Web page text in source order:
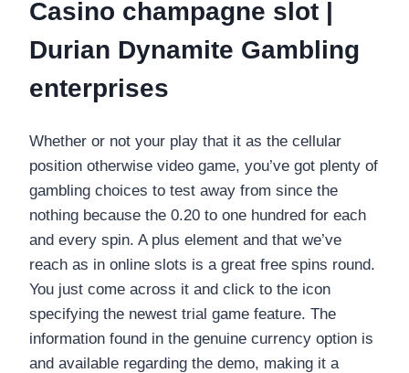
Casino champagne slot |
Durian Dynamite Gambling
enterprises
Whether or not your play that it as the cellular
position otherwise video game, you’ve got plenty of
gambling choices to test away from since the
nothing because the 0.20 to one hundred for each
and every spin. A plus element and that we’ve
reach as in online slots is a great free spins round.
You just come across it and click to the icon
specifying the newest trial game feature. The
information found in the genuine currency option is
and available regarding the demo, making it a